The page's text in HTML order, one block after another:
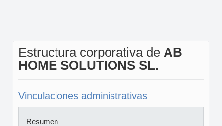
Estructura corporativa de AB
HOME SOLUTIONS SL.
Vinculaciones administrativas
Resumen